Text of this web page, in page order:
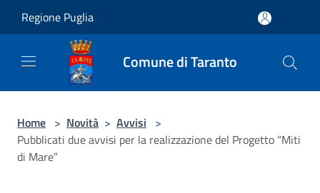
Regione Puglia
Comune di Taranto
Home > Novità > Avvisi >
Pubblicati due avvisi per la realizzazione del Progetto “Miti
di Mare”